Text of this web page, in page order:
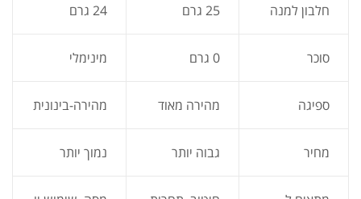
חלבון למנה 25 גרם 24 גרם
סוכר 0 גרם מינימלי
ספיגה מהירה מאוד מהירה-בינונית
מחיר גבוה יותר נמוך יותר